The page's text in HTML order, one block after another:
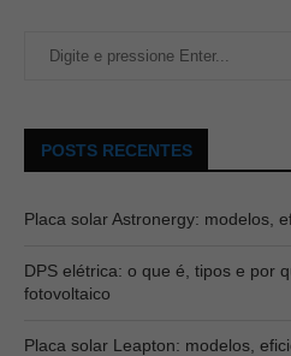
POSTS RECENTES
Placa solar Astronergy: modelos,
DPS elétrica: o que é, tipos e por
fotovoltaico
Placa solar Leapton: modelos,